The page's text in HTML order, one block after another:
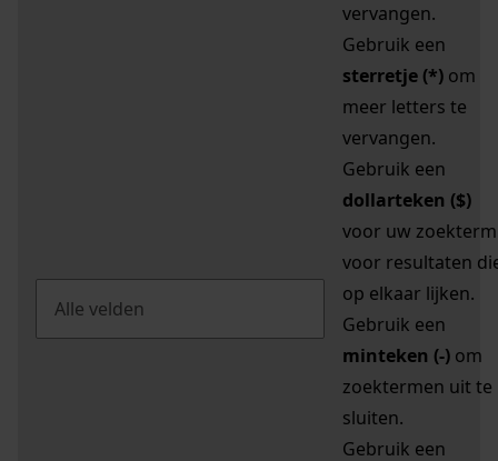
vervangen.
Gebruik een
sterretje (*) om
meer letters te
vervangen.
Gebruik een
dollarteken ($)
voor uw zoekterm
voor resultaten
op elkaar lijken.
Gebruik een
minteken (-) om
zoektermen uit te
sluiten.
Gebruik een